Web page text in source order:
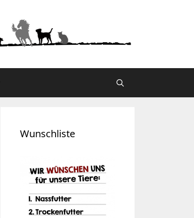
Wunschliste